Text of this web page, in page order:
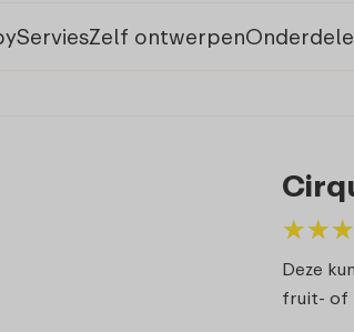
ServiesZelf ontwerpen
★★★
★★★
Deze
fruit- of